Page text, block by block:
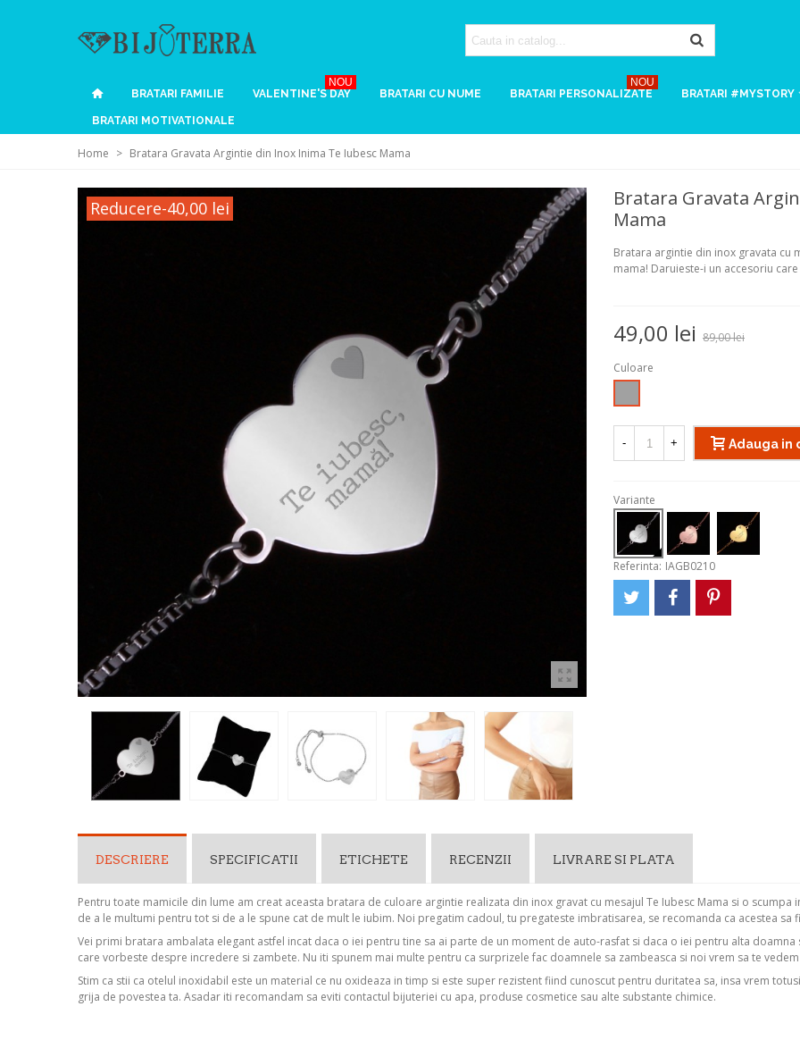
BRATARI FAMILIE VALENTINE'S DAY
NOU
BRATARI CU NUME
BRATARI PERSONALIZATE
NOU
BRATARI #MYSTORY
BRATARI MOTIVATIONALE
Home > Bratara Gravata Argintie din Inox Inima Te Iubesc Mama
Reducere-40,00 lei
Bratara Gravata
Mama
Bratara argintie din inox gravata cu
mama! Daruieste-i un accesoriu
49,00 lei 89,00 lei
Culoare
- + Adauga in
Variante
Referinta: IAGB0210
DESCRIERE SPECIFICATII ETICHETE RECENZII LIVRARE SI PLATA
Pentru toate mamicile din lume am creat aceasta bratara de culoare argintie realizata din inox gravat cu mesajul Te Iubesc Mama si o scumpa
de a le multumi pentru tot si de a le spune cat de mult le iubim. Noi pregatim cadoul, tu pregateste imbratisarea, se recomanda ca acestea sa
Vei primi bratara ambalata elegant astfel incat daca o iei pentru tine sa ai parte de un moment de auto-rasfat si daca o iei pentru alta
care vorbeste despre incredere si zambete. Nu iti spunem mai multe pentru ca surprizele fac doamnele sa zambeasca si noi vrem sa te
Stim ca stii ca otelul inoxidabil este un material ce nu oxideaza in timp si este super rezistent fiind cunoscut pentru duritatea sa, insa vrem
grija de povestea ta. Asadar iti recomandam sa eviti contactul bijuteriei cu apa, produse cosmetice sau alte substante chimice.